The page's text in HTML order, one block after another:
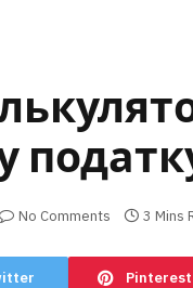
No Comments 3 Mins
Pinterest